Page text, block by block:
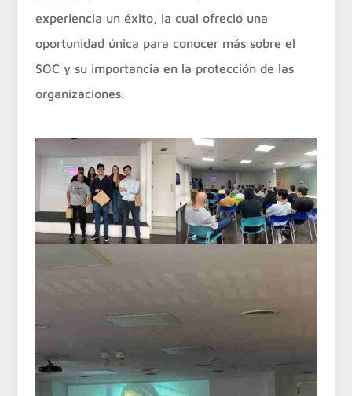
experiencia un éxito, la cual ofreció una
oportunidad única para conocer más sobre el
SOC y su importancia en la protección de las
organizaciones.